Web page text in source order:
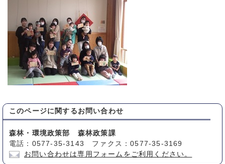
このページに関する お問い合わせ
森林・環境政策部 森林政策課
電話：0577-35-3143 ファクス：0577-35-3169
お問い合わせは専用フォームをご利用ください。